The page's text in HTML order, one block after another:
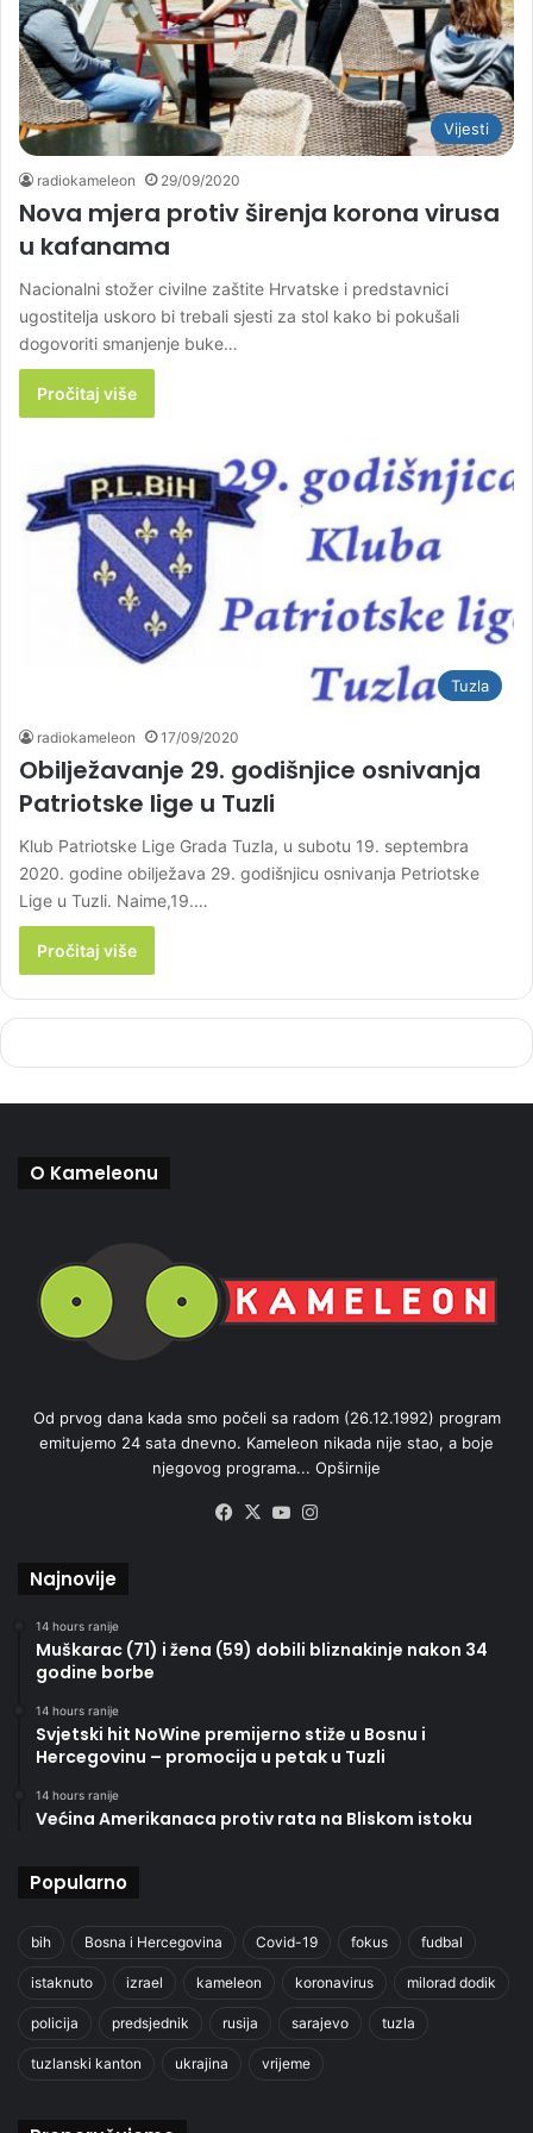
Vijesti
radiokameleon 29/09/2020
Nova mjera protiv širenja korona virusa
u kafanama
Nacionalni stožer civilne zaštite Hrvatske i predstavnici
ugostitelja uskoro bi trebali sjesti za stol kako bi pokušali
dogovoriti smanjenje buke…
Pročitaj više
Tuzla
radiokameleon 17/09/2020
Obilježavanje 29. godišnjice osnivanja
Patriotske lige u Tuzli
Klub Patriotske Lige Grada Tuzla, u subotu 19. septembra
2020. godine obilježava 29. godišnjicu osnivanja Petriotske
Lige u Tuzli. Naime,19.…
Pročitaj više
O Kameleonu
Od prvog dana kada smo počeli sa radom (26.12.1992) program
emitujemo 24 sata dnevno. Kameleon nikada nije stao, a boje
njegovog programa... Opširnije
Facebook
X YouTube
Najnovije
14 hours ranije
Muškarac (71) i žena (59) dobili bliznakinje nakon 34
godine borbe
14 hours ranije
Svjetski hit NoWine premijerno stiže u Bosnu i
Hercegovinu – promocija u petak u Tuzli
14 hours ranije
Većina Amerikanaca protiv rata na Bliskom istoku
Popularno
bih Bosna i Hercegovina Covid-19 fokus fudbal
istaknuto izrael kameleon koronavirus milorad dodik
policija predsjednik rusija sarajevo tuzla
tuzlanski kanton ukrajina vrijeme